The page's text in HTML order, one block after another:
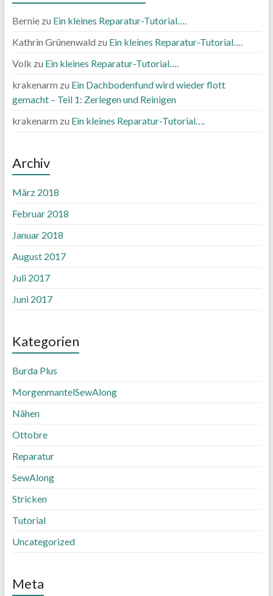
Berniezu Ein kleines Reparatur-Tutorial….
Kathrin Grünenwald zu Ein kleines Reparatur-Tutorial….
Volk zu Ein kleines Reparatur-Tutorial….
krakenarm zu Ein Dachbodenfund wird wieder flott
gemacht – Teil 1: Zerlegen und Reinigen
krakenarm zu Ein kleines Reparatur-Tutorial….
Archiv
März 2018
Februar 2018
Januar 2018
August 2017
Juli 2017
Juni 2017
Kategorien
Burda Plus
MorgenmantelSewAlong
Nähen
Ottobre
Reparatur
SewAlong
Stricken
Tutorial
Uncategorized
Meta